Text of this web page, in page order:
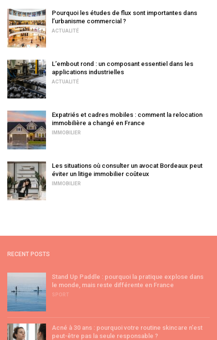
Pourquoi les études de flux sont importantes dans
l’urbanisme commercial ?
ACTUALITÉ
L’embout rond : un composant essentiel dans les
applications industrielles
ACTUALITÉ
Expatriés et cadres mobiles : comment la relocation
immobilière a changé en France
IMMOBILIER
Les situations où consulter un avocat Bordeaux peut
éviter un litige immobilier coûteux
IMMOBILIER
RECENT POSTS
Stand Up Paddle : pourquoi la pratique explose dans
le monde, mais reste différente en France
SPORT
Acné à 30 ans : pourquoi votre routine skincare n’est
peut-être pas la seule responsable ?